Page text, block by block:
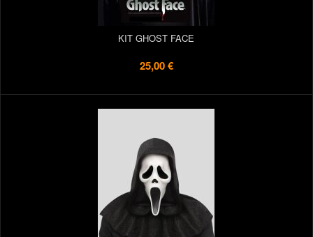
KIT GHOST FACE
25,00 €